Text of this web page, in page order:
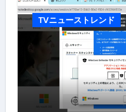
TVニューストレンド